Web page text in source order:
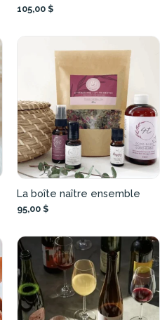
105,00 $
La boîte naître ensemble
95,00 $